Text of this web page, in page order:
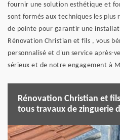
fournir une solution esthétique et
sont formés aux techniques les
de pointe pour garantir une
Rénovation Christian et fils , vous
personnalisé et d'un service après-
sérieux et de notre engagement à
Rénovation Christian et
tous travaux de zinguerie